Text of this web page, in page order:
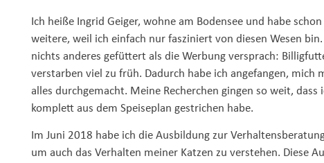
Ich heiße Ingrid Geiger, wohne am Bodensee und habe
weitere, weil ich einfach nur fasziniert von diesen Wesen
nichts anderes gefüttert als die Werbung versprach:
verstarben viel zu früh. Dadurch habe ich angefangen, mich
alles durchgemacht. Meine Recherchen gingen so weit,
komplett aus dem Speiseplan gestrichen habe.
Im Juni 2018 habe ich die Ausbildung zur
um auch das Verhalten meiner Katzen zu verstehen. Diese